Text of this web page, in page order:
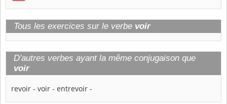
Tous les exercices sur le verbe voir
D'autres verbes ayant la même conjugaison que
voir
revoir - voir - entrevoir -